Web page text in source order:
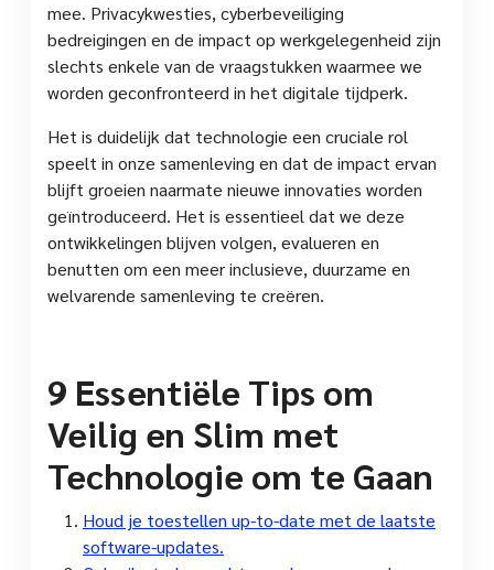
mee. Privacykwesties, cyberbeveiliging
bedreigingen en de impact op werkgelegenheid zijn
slechts enkele van de vraagstukken waarmee we
worden geconfronteerd in het digitale tijdperk.
Het is duidelijk dat technologie een cruciale rol
speelt in onze samenleving en dat de impact ervan
blijft groeien naarmate nieuwe innovaties worden
geïntroduceerd. Het is essentieel dat we deze
ontwikkelingen blijven volgen, evalueren en
benutten om een ​​meer inclusieve, duurzame en
welvarende samenleving te creëren.
9 Essentiële Tips om
Veilig en Slim met
Technologie om te Gaan
Houd je toestellen up-to-date met de laatste
software-updates.